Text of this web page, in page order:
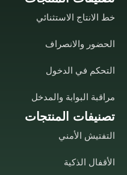
تصنيفات المنتجات
التفتيش الأمني
الأقفال الذكية
خط الانتاج الاستثنائي
الحضور والانصراف
التحكم في الدخول
مراقبة البوابة والمدخل